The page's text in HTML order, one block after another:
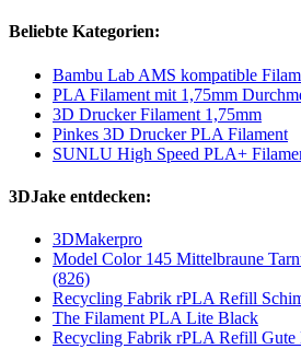
Beliebte Kategorien:
Bambu Lab AMS kompatible
PLA Filament mit 1,75mm
3D Drucker Filament 1,75mm
Pinkes 3D Drucker PLA Filament
SUNLU High Speed PLA+
3DJake entdecken:
3DMakerpro
Model Color 145 Mittelbraune
(826)
Recycling Fabrik rPLA Refill
The Filament PLA Lite Black
Recycling Fabrik rPLA Refill Gute